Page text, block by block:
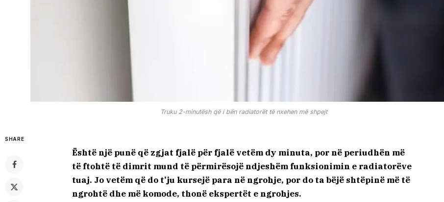
Truku 2-minutësh që i bën radiatorët të nxehen më shpejt
SHARE
Është një punë që zgjat fjalë për fjalë vetëm dy minuta, por në periudhën më
të ftohtë të dimrit mund të përmirësojë ndjeshëm funksionimin e radiatorëve
tuaj. Jo vetëm që do t’ju kursejë para në ngrohje, por do ta bëjë shtëpinë më të
ngrohtë dhe më komode, thonë ekspertët e ngrohjes.